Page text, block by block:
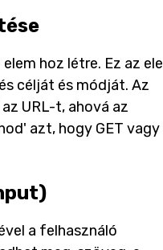
hoz létre. Ez az
célját és módját. Az
URL-t, ahová az
azt, hogy GET vagy
a felhasználó